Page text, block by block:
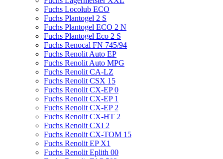
Fuchs Locolub ECO
Fuchs Plantogel 2 S
Fuchs Plantogel ECO 2 N
Fuchs Plantogel Eco 2 S
Fuchs Renocal FN 745/94
Fuchs Renolit Auto EP
Fuchs Renolit Auto MPG
Fuchs Renolit CA-LZ
Fuchs Renolit CSX 15
Fuchs Renolit CX-EP 0
Fuchs Renolit CX-EP 1
Fuchs Renolit CX-EP 2
Fuchs Renolit CX-HT 2
Fuchs Renolit CXI 2
Fuchs Renolit CX-TOM 15
Fuchs Renolit EP X1
Fuchs Renolit Eplith 00